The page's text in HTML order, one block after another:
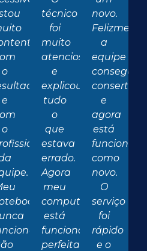
o
e
o
técnico
foi
muito
atencioso
e
explicou
tudo
o
que
estava
errado.
Agora
meu
computador
está
funcionando
perfeitamente.
novo.
a
equipe
conseguiu
consertar
e
agora
está
como
novo.
O
serviço
foi
rápido
e o